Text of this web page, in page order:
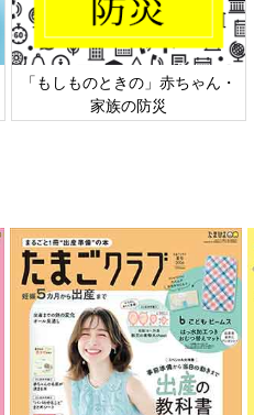
「もしものときの」赤ちゃん・
家族の防災